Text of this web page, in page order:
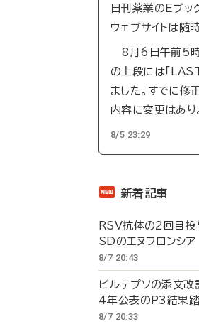
日刊薬業のEブッ
ウェブサイトは随
8月6日午前5時
の上段には「
ました。すでに修
内容に変更はあり
8/5 23:29
新着記事
RSV抗体の2回目
SDのエヌフロンシア
8/7 20:43
ビルテプソの添文
4年公表のP3結果踏
8/7 20:33